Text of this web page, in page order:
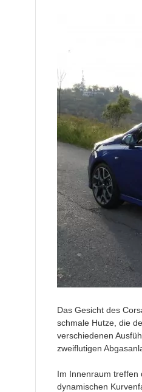
Das Gesicht des
schmale Hutze, die
verschiedenen
zweiflutigen
Im Innenraum treffen
dynamischen